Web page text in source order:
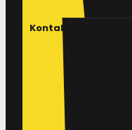
Kontakt